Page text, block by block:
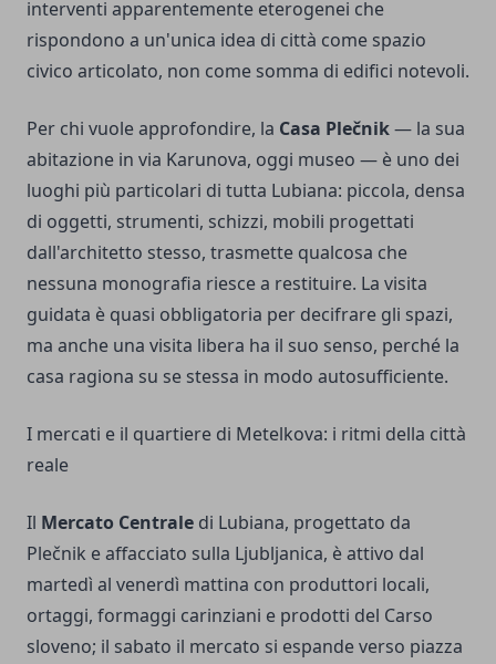
interventi apparentemente eterogenei che
rispondono a un'unica idea di città come spazio
civico articolato, non come somma di edifici notevoli.
Per chi vuole approfondire, la Casa Plečnik— la sua
abitazione in via Karunova, oggi museo — è uno dei
luoghi più particolari di tutta Lubiana: piccola, densa
di oggetti, strumenti, schizzi, mobili progettati
dall'architetto stesso, trasmette qualcosa che
nessuna monografia riesce a restituire. La visita
guidata è quasi obbligatoria per decifrare gli spazi,
ma anche una visita libera ha il suo senso, perché la
casa ragiona su se stessa in modo autosufficiente.
I mercati e il quartiere di Metelkova: i ritmi della città
reale
Il Mercato Centrale di Lubiana, progettato da
Plečnik e affacciato sulla Ljubljanica, è attivo dal
martedì al venerdì mattina con produttori locali,
ortaggi, formaggi carinziani e prodotti del Carso
sloveno; il sabato il mercato si espande verso piazza